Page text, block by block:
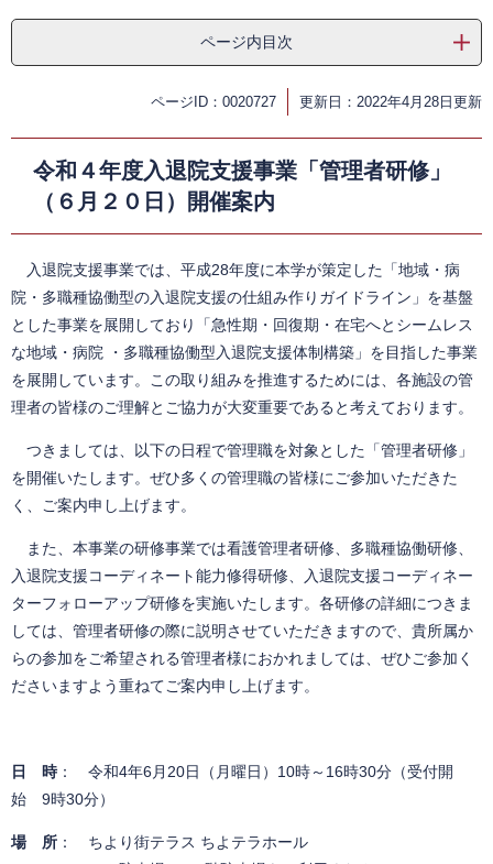
ページ内目次
ページID：0020727 更新日：2022年4月28日更新
令和４年度入退院支援事業「管理者研修」
（６月２０日）開催案内
入退院支援事業では、平成28年度に本学が策定した「地域・病
院・多職種協働型の入退院支援の仕組み作りガイドライン」を基盤
とした事業を展開しており「急性期・回復期・在宅へとシームレス
な地域・病院 ・多職種協働型入退院支援体制構築」を目指した事業
を展開しています。この取り組みを推進するためには、各施設の管
理者の皆様のご理解とご協力が大変重要であると考えております。
つきましては、以下の日程で管理職を対象とした「管理者研修」
を開催いたします。ぜひ多くの管理職の皆様にご参加いただきた
く、ご案内申し上げます。
また、本事業の研修事業では看護管理者研修、多職種協働研修、
入退院支援コーディネート能力修得研修、入退院支援コーディネー
ターフォローアップ研修を実施いたします。各研修の詳細につきま
しては、管理者研修の際に説明させていただきますので、貴所属か
らの参加をご希望される管理者様におかれましては、ぜひご参加く
ださいますよう重ねてご案内申し上げます。
日 時： 令和4年6月20日（月曜日）10時～16時30分（受付開
始 9時30分）
場 所 ： ちより街テラス ちよテラホール